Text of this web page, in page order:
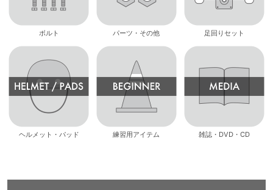
ボルト パーツ・その他 足回りセット
ヘルメット・パッド 練習用アイテム 雑誌・DVD・CD